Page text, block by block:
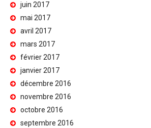
juin 2017
mai 2017
avril 2017
mars 2017
février 2017
janvier 2017
décembre 2016
novembre 2016
octobre 2016
septembre 2016